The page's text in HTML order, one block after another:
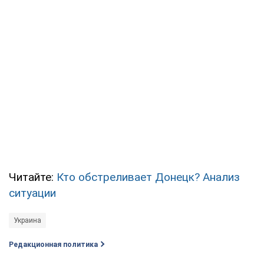
Читайте: Кто обстреливает Донецк? Анализ
ситуации
Украина
Редакционная политика